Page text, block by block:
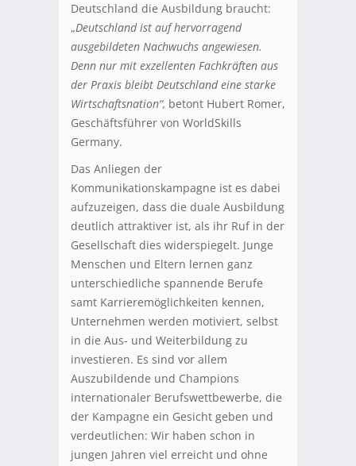
Deutschland die Ausbildung braucht:
„Deutschland ist auf hervorragend
ausgebildeten Nachwuchs angewiesen.
Denn nur mit exzellenten Fachkräften aus
der Praxis bleibt Deutschland eine starke
Wirtschaftsnation“, betont Hubert Romer,
Geschäftsführer von WorldSkills
Germany.
Das Anliegen der
Kommunikationskampagne ist es dabei
aufzuzeigen, dass die duale Ausbildung
deutlich attraktiver ist, als ihr Ruf in der
Gesellschaft dies widerspiegelt. Junge
Menschen und Eltern lernen ganz
unterschiedliche spannende Berufe
samt Karrieremöglichkeiten kennen,
Unternehmen werden motiviert, selbst
in die Aus- und Weiterbildung zu
investieren. Es sind vor allem
Auszubildende und Champions
internationaler Berufswettbewerbe, die
der Kampagne ein Gesicht geben und
verdeutlichen: Wir haben schon in
jungen Jahren viel erreicht und ohne